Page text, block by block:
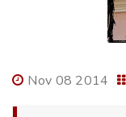
Nov 08 2014